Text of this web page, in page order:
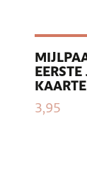
3,95